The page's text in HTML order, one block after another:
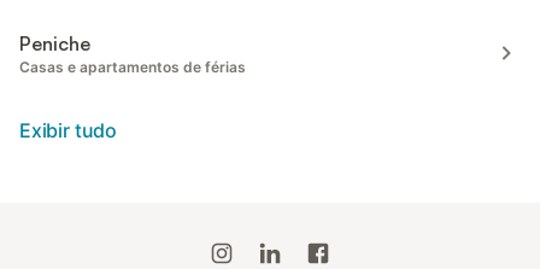
Peniche
Casas e apartamentos de férias
Exibir tudo